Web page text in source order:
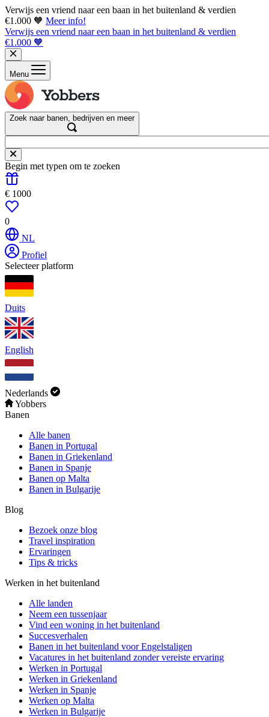
Verwijs een vriend naar een baan in het buitenland & verdien
€1.000 🧡 Meer info!
Verwijs een vriend naar een baan in het buitenland & verdien
€1.000 🧡
Menu
Zoek naar banen, bedrijven en meer
Begin met typen om te zoeken
€ 1000
0
NL
Profiel
Selecteer platform
Duits
English
Nederlands
Yobbers
Banen
Alle banen
Banen in Portugal
Banen in Griekenland
Banen in Spanje
Banen op Malta
Banen in Bulgarije
Blog
Bezoek onze blog
Travel inspiration
Ervaringen
Tips & tricks
Werken in het buitenland
Alle landen
Neem een ​​tussenjaar
Vind een woning in het buitenland
Succesverhalen
Banen in het buitenland voor Engelstaligen
Vacatures in het buitenland zonder vereiste ervaring
Werken in Portugal
Werken in Griekenland
Werken in Spanje
Werken op Malta
Werken in Bulgarije